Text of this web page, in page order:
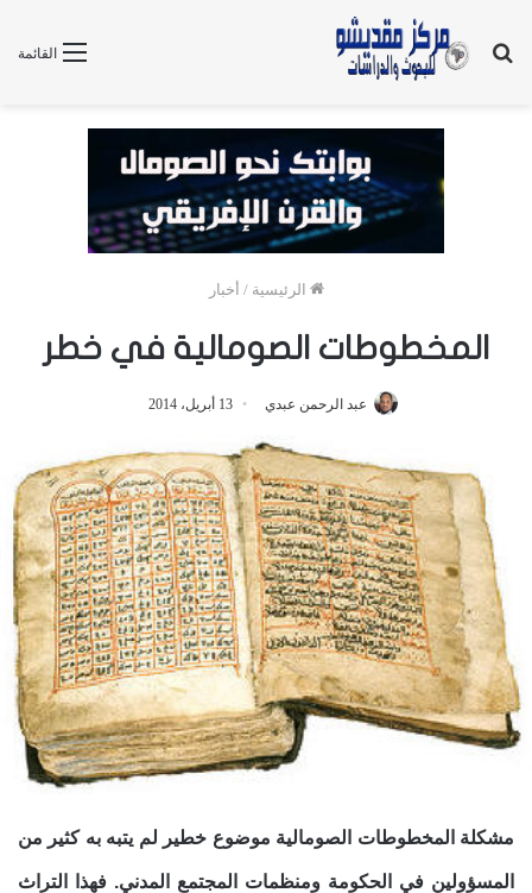
القائمة
بحث
الرئيسية / أخبار
المخطوطات الصومالية في خطر
عبد الرحمن عبدي 13 أبريل، 2014
مشكلة المخطوطات الصومالية موضوع خطير لم يتبه به كثير من
المسؤولين في الحكومة ومنظمات المجتمع المدني. فهذا التراث